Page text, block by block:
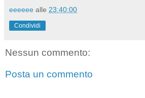
eeeeee alle 23:40:00
Condividi
Nessun commento:
Posta un commento